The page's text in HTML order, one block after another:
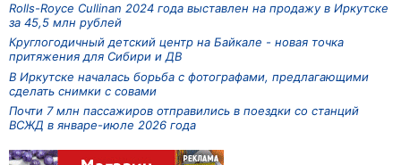
Rolls-Royce Cullinan 2024 года выставлен на продажу в Иркутске
за 45,5 млн рублей
Круглогодичный детский центр на Байкале - новая точка
притяжения для Сибири и ДВ
В Иркутске началась борьба с фотографами, предлагающими
сделать снимки с совами
Почти 7 млн пассажиров отправились в поездки со станций
ВСЖД в январе-июле 2026 года